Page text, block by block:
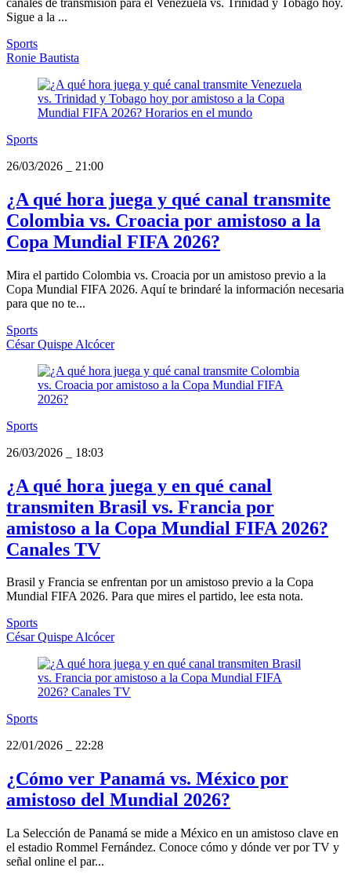
Sigue a la ...
Sports
Ronie Bautista
Sports
26/03/2026
21:00
¿A qué hora juega y qué canal transmite
Colombia vs. Croacia por amistoso a la
Copa Mundial FIFA 2026?
Mira el partido Colombia vs. Croacia por un amistoso previo a la
Copa Mundial FIFA 2026. Aquí te brindaré la información necesaria
para que no te...
Sports
César Quispe Alcócer
Sports
26/03/2026
18:03
¿A qué hora juega y en qué canal
transmiten Brasil vs. Francia por
amistoso a la Copa Mundial FIFA 2026?
Canales TV
Brasil y Francia se enfrentan por un amistoso previo a la Copa
Mundial FIFA 2026. Para que mires el partido, lee esta nota.
Sports
César Quispe Alcócer
Sports
22/01/2026
22:28
¿Cómo ver Panamá vs. México por
amistoso del Mundial 2026?
La Selección de Panamá se mide a México en un amistoso clave en
el estadio Rommel Fernández. Conoce cómo y dónde ver por TV y
señal online el par...